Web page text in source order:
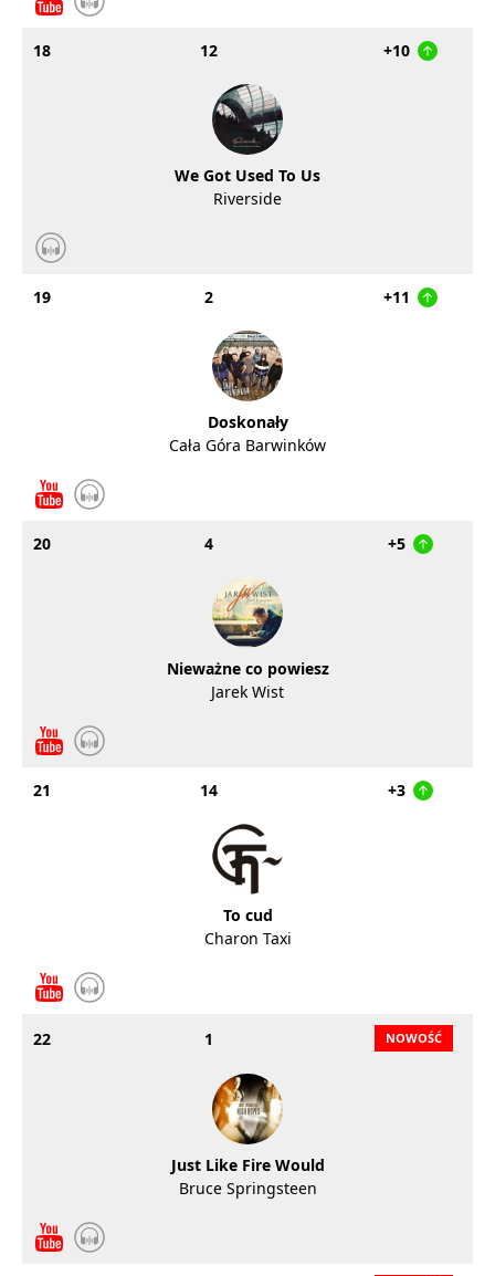
18 12 +10
We Got Used To Us
Riverside
19 2 +11
Doskonały
Cała Góra Barwinków
20 4 +5
Nieważne co powiesz
Jarek Wist
21 14 +3
To cud
Charon Taxi
22 1
Just Like Fire Would
Bruce Springsteen